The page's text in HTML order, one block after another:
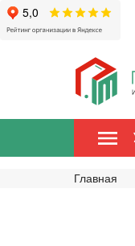
Главная